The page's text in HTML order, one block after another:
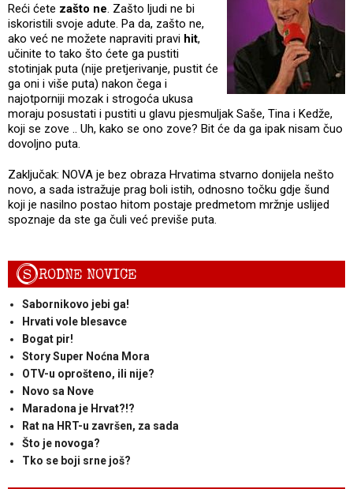
Reći ćete zašto ne. Zašto ljudi ne bi
iskoristili svoje adute. Pa da, zašto ne,
ako već ne možete napraviti pravi hit,
učinite to tako što ćete ga pustiti
stotinjak puta (nije pretjerivanje, pustit će
ga oni i više puta) nakon čega i
najotporniji mozak i strogoća ukusa
moraju posustati i pustiti u glavu pjesmuljak Saše, Tina i Kedže,
koji se zove .. Uh, kako se ono zove? Bit će da ga ipak nisam čuo
dovoljno puta.
Zaključak: NOVA je bez obraza Hrvatima stvarno donijela nešto
novo, a sada istražuje prag boli istih, odnosno točku gdje šund
koji je nasilno postao hitom postaje predmetom mržnje uslijed
spoznaje da ste ga čuli već previše puta.
SRODNE NOVICE
Sabornikovo jebi ga!
Hrvati vole blesavce
Bogat pir!
Story Super Noćna Mora
OTV-u oprošteno, ili nije?
Novo sa Nove
Maradona je Hrvat?!?
Rat na HRT-u završen, za sada
Što je novoga?
Tko se boji srne još?